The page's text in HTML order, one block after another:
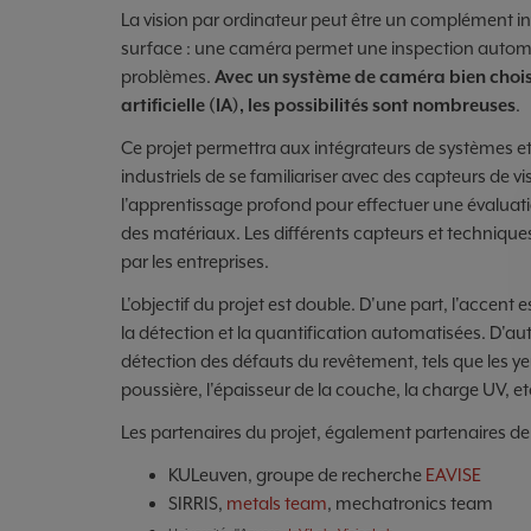
La vision par ordinateur peut être un complément
surface : une caméra permet une inspection
problèmes. Avec un système de caméra bien
artificielle (IA), les possibilités sont nombreuses.
Ce projet permettra aux intégrateurs de systèmes
industriels de se familiariser avec des capteurs de
l'apprentissage profond pour effectuer une
des matériaux. Les différents capteurs et
par les entreprises.
L'objectif du projet est double. D'une part, l'accent
la détection et la quantification automatisées.
détection des défauts du revêtement, tels que les
poussière, l'épaisseur de la couche, la charge UV,
Les partenaires du projet, également partenaires
KULeuven, groupe de recherche EAVISE
SIRRIS, metals team, mechatronics team